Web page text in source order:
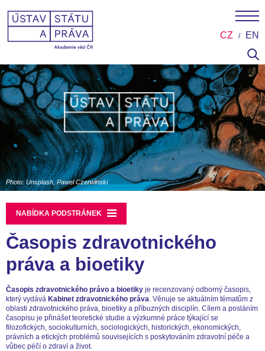
CZ EN
Photo: Unsplash, Pawel Czerwinski
NABÍDKA PODSTRÁNEK
Časopis zdravotnického
práva a bioetiky
Časopis zdravotnického právo a bioetiky je recenzovaný odborný časopis,
který vydává Kabinet zdravotnického práva . Věnuje se aktuálním tématům z
oblasti zdravotnického práva, bioetiky a příbuzných disciplín. Cílem a posláním
časopisu je přinášet teoretické studie a výzkumné práce týkající se
filozofických, sociokulturních, sociologických, historických, ekonomických,
právních a etických problémů souvisejících s poskytováním zdravotní péče a
vůbec péčí o zdraví a život.